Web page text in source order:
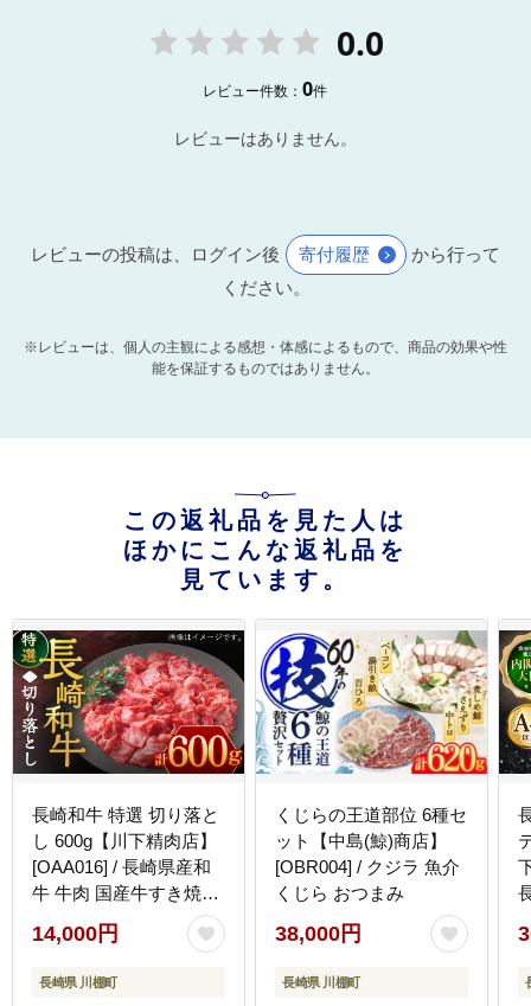
0.0
レビュー件数：0件
レビューはありません。
レビューの投稿は、ログイン後 寄付履歴
から行って
ください。
※レビューは、個人の主観による感想・体感によるもので、商品の効果や性
能を保証するものではありません。
この返礼品を見た人は
ほかにこんな返礼品を
見ています。
長崎和牛 特選 切り落と
し 600g【川下精肉店】
[OAA016] / 長崎県産和
牛 牛肉 国産牛すき焼き
炒めもの 切り落とし 切
り落とし 切り落とし 切
り落とし 切り落とし 切
14,000円
長崎県 川棚町
くじらの王道部位 6種セ
ット【中島(鯨)商店】
[OBR004] / クジラ 魚介
くじら おつまみ
38,000円
長崎県 川棚町